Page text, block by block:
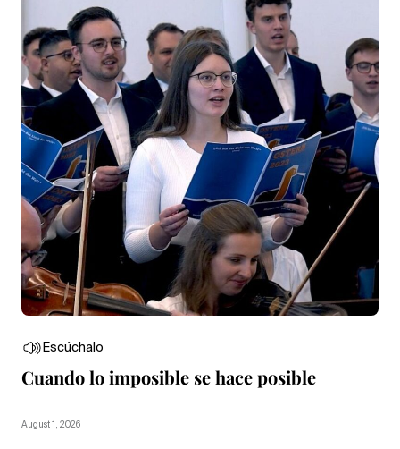
Escúchalo
Cuando lo imposible se hace posible
August 1, 2026